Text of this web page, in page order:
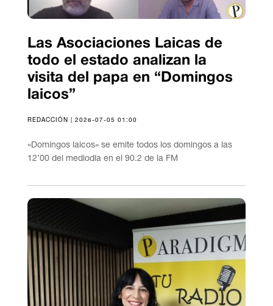
Las Asociaciones Laicas de
todo el estado analizan la
visita del papa en “Domingos
laicos”
REDACCIÓN | 2026-07-05 01:00
«Domingos laicos» se emite todos los domingos a las
12’00 del mediodía en el 90.2 de la FM